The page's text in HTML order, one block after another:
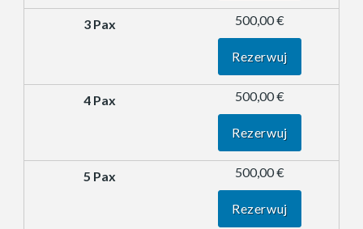
500,00 €
Rezerwuj
500,00 €
Rezerwuj
500,00 €
Rezerwuj